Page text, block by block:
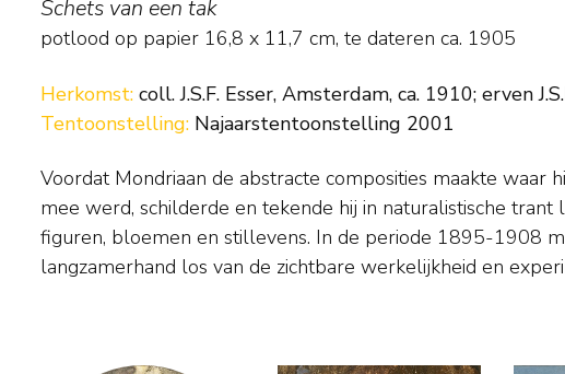
Schets van een tak
potlood op papier 16,8 x 11,7 cm, te dateren ca. 1905
Herkomst: coll. J.S.F. Esser, Amsterdam, ca. 1910; erven
Tentoonstelling: Najaarstentoonstelling 2001
Voordat Mondriaan de abstracte composities maakte waar
mee werd, schilderde en tekende hij in naturalistische trant
figuren, bloemen en stillevens. In de periode 1895-1908
langzamerhand los van de zichtbare werkelijkheid en
hij kleuren, beeldopbouw en vereenvoudiging van
uiteindelijk toe zou leiden dat hij de natuur in abstracte
verticale lijnen en vlakken in primaire kleuren weergaf.